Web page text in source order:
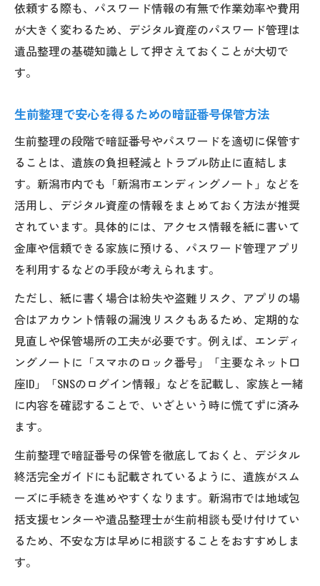
依頼する際も、パスワード情報の有無で作業効率や費用
が大きく変わるため、デジタル資産のパスワード管理は
遺品整理の基礎知識として押さえておくことが大切で
す。
生前整理で安心を得るための暗証番号保管方法
生前整理の段階で暗証番号やパスワードを適切に保管す
ることは、遺族の負担軽減とトラブル防止に直結しま
す。新潟市内でも「新潟市エンディングノート」などを
活用し、デジタル資産の情報をまとめておく方法が推奨
されています。具体的には、アクセス情報を紙に書いて
金庫や信頼できる家族に預ける、パスワード管理アプリ
を利用するなどの手段が考えられます。
ただし、紙に書く場合は紛失や盗難リスク、アプリの場
合はアカウント情報の漏洩リスクもあるため、定期的な
見直しや保管場所の工夫が必要です。例えば、エンディ
ングノートに「スマホのロック番号」「主要なネット口
座ID」「SNSのログイン情報」などを記載し、家族と一緒
に内容を確認することで、いざという時に慌てずに済み
ます。
生前整理で暗証番号の保管を徹底しておくと、デジタル
終活完全ガイドにも記載されているように、遺族がスム
ーズに手続きを進めやすくなります。新潟市では地域包
括支援センターや遺品整理士が生前相談も受け付けてい
るため、不安な方は早めに相談することをおすすめしま
す。